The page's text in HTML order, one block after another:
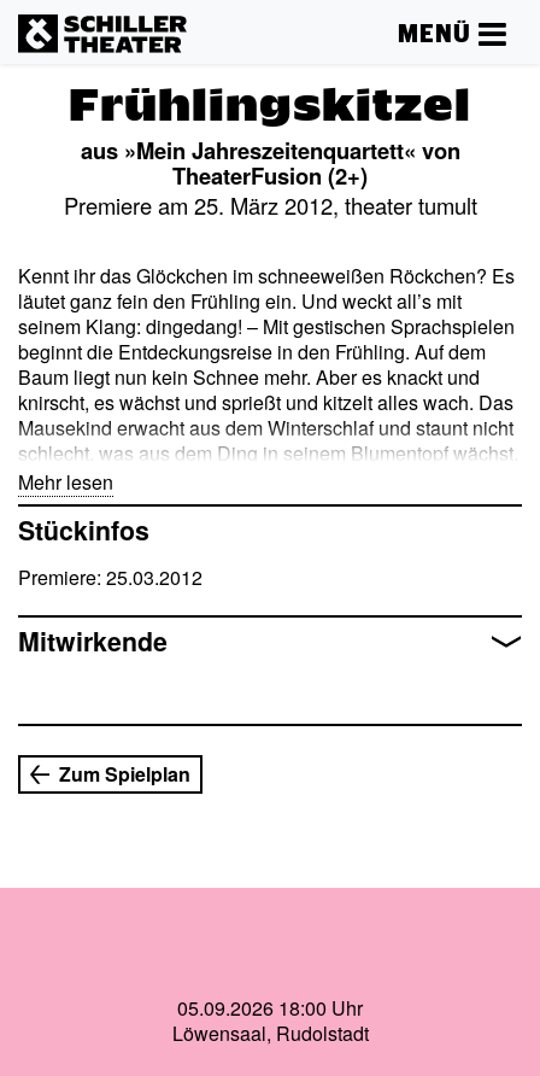
MENÜ
Frühlingskitzel
aus »Mein Jahreszeitenquartett« von
TheaterFusion (2+)
Premiere am 25. März 2012, theater tumult
Kennt ihr das Glöckchen im schneeweißen Röckchen? Es
läutet ganz fein den Frühling ein. Und weckt all’s mit
seinem Klang: dingedang! – Mit gestischen Sprachspielen
beginnt die Entdeckungsreise in den Frühling. Auf dem
Baum liegt nun kein Schnee mehr. Aber es knackt und
knirscht, es wächst und sprießt und kitzelt alles wach. Das
Mausekind erwacht aus dem Winterschlaf und staunt nicht
schlecht, was aus dem Ding in seinem Blumentopf wächst.
Das Vogelnest ist nicht mehr leer, und was liegt da Buntes
im Gras?
Inszenierung freuen wir uns, die Produktion mit der
Rudolstadt wieder präsentieren zu können.
Mehr lesen
Stückinfos
Premiere: 25.03.2012
Mitwirkende
Zum Spielplan
05.09.2026 18:00 Uhr
Löwensaal, Rudolstadt